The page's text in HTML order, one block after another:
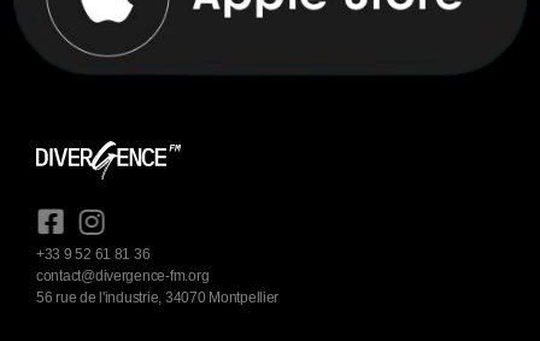
+33 9 52 61 81 36
contact@divergence-fm.org
56 rue de l'industrie, 34070 Montpellier